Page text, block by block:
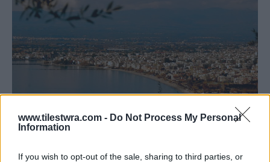
www.tilestwra.com - Do Not Process My Personal
Information
If you wish to opt-out of the sale, sharing to third parties, or